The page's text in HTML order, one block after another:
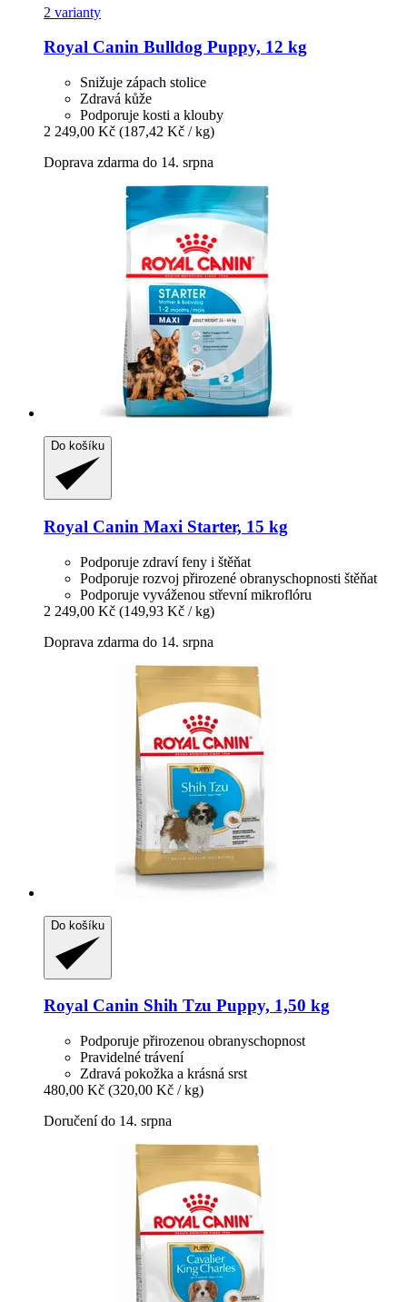
2 varianty
Royal Canin Bulldog Puppy, 12 kg
Snižuje zápach stolice
Zdravá kůže
Podporuje kosti a klouby
2 249,00 Kč (187,42 Kč / kg)
Doprava zdarma do 14. srpna
Do košíku
Royal Canin Maxi Starter, 15 kg
Podporuje zdraví feny i štěňat
Podporuje rozvoj přirozené obranyschopnosti štěňat
Podporuje vyváženou střevní mikroflóru
2 249,00 Kč (149,93 Kč / kg)
Doprava zdarma do 14. srpna
Do košíku
Royal Canin Shih Tzu Puppy, 1,50 kg
Podporuje přirozenou obranyschopnost
Pravidelné trávení
Zdravá pokožka a krásná srst
480,00 Kč (320,00 Kč / kg)
Doručení do 14. srpna